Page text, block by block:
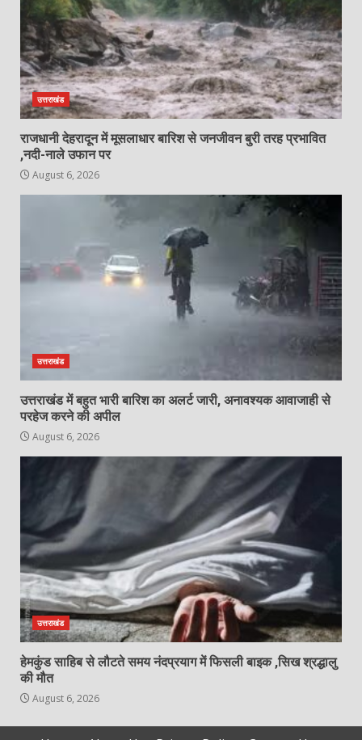
उत्तराखंड
राजधानी देहरादून में मूसलाधार बारिश से जनजीवन बुरी तरह प्रभावित
,नदी-नाले उफान पर
August 6, 2026
उत्तराखंड
उत्तराखंड में बहुत भारी बारिश का अलर्ट जारी, अनावश्यक आवाजाही से
परहेज करने की अपील
August 6, 2026
उत्तराखंड
हेमकुंड साहिब से लौटते समय नंदप्रयाग में फिसली बाइक ,सिख श्रद्धालु
की मौत
August 6, 2026